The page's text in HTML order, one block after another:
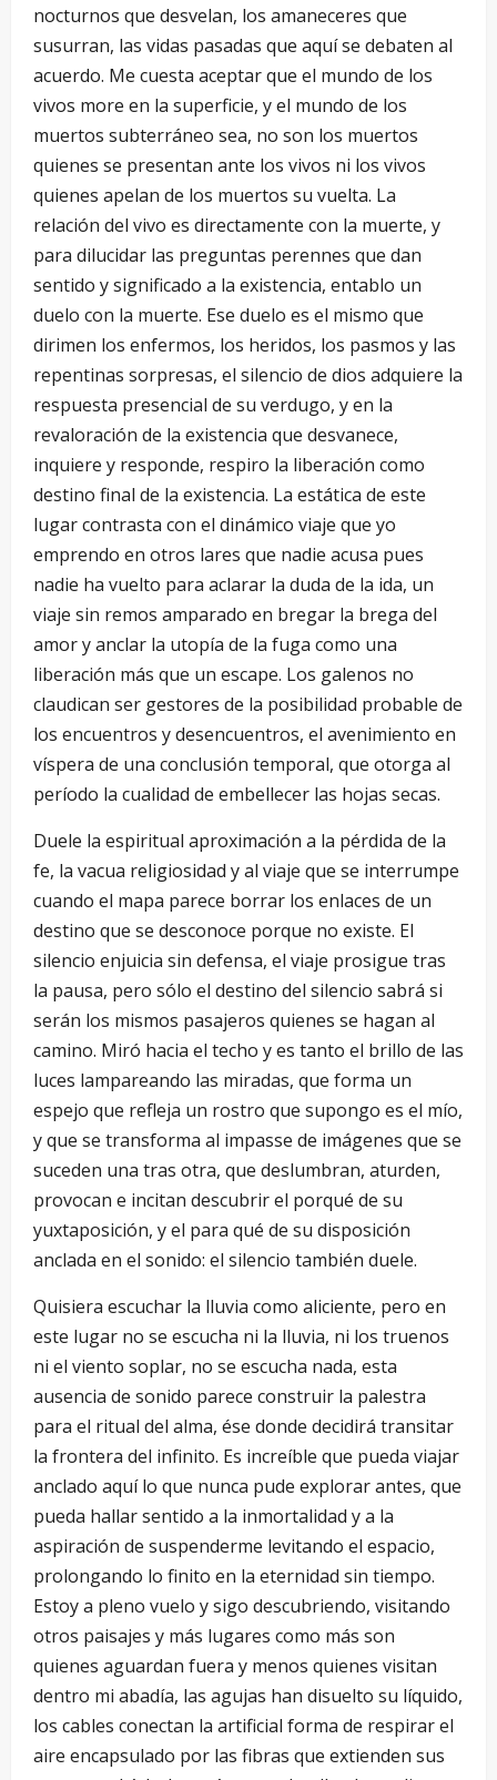
nocturnos que desvelan, los amaneceres que
susurran, las vidas pasadas que aquí se debaten al
acuerdo. Me cuesta aceptar que el mundo de los
vivos more en la superficie, y el mundo de los
muertos subterráneo sea, no son los muertos
quienes se presentan ante los vivos ni los vivos
quienes apelan de los muertos su vuelta. La
relación del vivo es directamente con la muerte, y
para dilucidar las preguntas perennes que dan
sentido y significado a la existencia, entablo un
duelo con la muerte. Ese duelo es el mismo que
dirimen los enfermos, los heridos, los pasmos y las
repentinas sorpresas, el silencio de dios adquiere la
respuesta presencial de su verdugo, y en la
revaloración de la existencia que desvanece,
inquiere y responde, respiro la liberación como
destino final de la existencia. La estática de este
lugar contrasta con el dinámico viaje que yo
emprendo en otros lares que nadie acusa pues
nadie ha vuelto para aclarar la duda de la ida, un
viaje sin remos amparado en bregar la brega del
amor y anclar la utopía de la fuga como una
liberación más que un escape. Los galenos no
claudican ser gestores de la posibilidad probable de
los encuentros y desencuentros, el avenimiento en
víspera de una conclusión temporal, que otorga al
período la cualidad de embellecer las hojas secas.
Duele la espiritual aproximación a la pérdida de la
fe, la vacua religiosidad y al viaje que se interrumpe
cuando el mapa parece borrar los enlaces de un
destino que se desconoce porque no existe. El
silencio enjuicia sin defensa, el viaje prosigue tras
la pausa, pero sólo el destino del silencio sabrá si
serán los mismos pasajeros quienes se hagan al
camino. Miró hacia el techo y es tanto el brillo de las
luces lampareando las miradas, que forma un
espejo que refleja un rostro que supongo es el mío,
y que se transforma al impasse de imágenes que se
suceden una tras otra, que deslumbran, aturden,
provocan e incitan descubrir el porqué de su
yuxtaposición, y el para qué de su disposición
anclada en el sonido: el silencio también duele.
Quisiera escuchar la lluvia como aliciente, pero en
este lugar no se escucha ni la lluvia, ni los truenos
ni el viento soplar, no se escucha nada, esta
ausencia de sonido parece construir la palestra
para el ritual del alma, ése donde decidirá transitar
la frontera del infinito. Es increíble que pueda viajar
anclado aquí lo que nunca pude explorar antes, que
pueda hallar sentido a la inmortalidad y a la
aspiración de suspenderme levitando el espacio,
prolongando lo finito en la eternidad sin tiempo.
Estoy a pleno vuelo y sigo descubriendo, visitando
otros paisajes y más lugares como más son
quienes aguardan fuera y menos quienes visitan
dentro mi abadía, las agujas han disuelto su líquido,
los cables conectan la artificial forma de respirar el
aire encapsulado por las fibras que extienden sus